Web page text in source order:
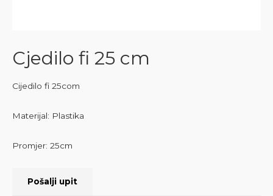
Cjedilo fi 25 cm
Cijedilo fi 25com
Materijal: Plastika
Promjer: 25cm
Pošalji upit